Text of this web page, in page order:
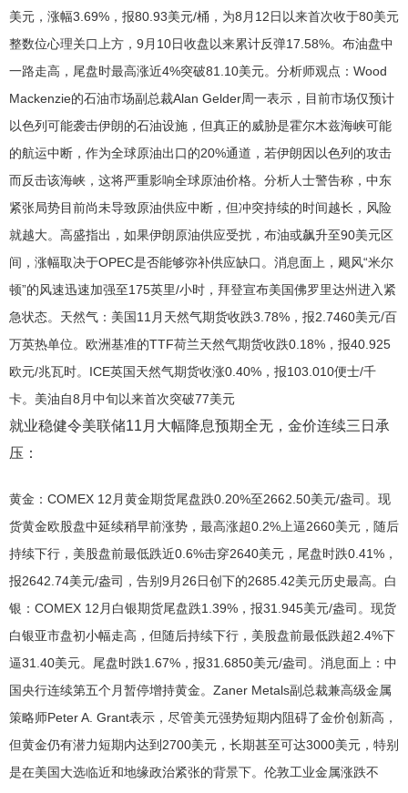
美元，涨幅3.69%，报80.93美元/桶，为8月12日以来首次收于80美元
整数位心理关口上方，9月10日收盘以来累计反弹17.58%。布油盘中
一路走高，尾盘时最高涨近4%突破81.10美元。分析师观点：Wood
Mackenzie的石油市场副总裁Alan Gelder周一表示，目前市场仅预计
以色列可能袭击伊朗的石油设施，但真正的威胁是霍尔木兹海峡可能
的航运中断，作为全球原油出口的20%通道，若伊朗因以色列的攻击
而反击该海峡，这将严重影响全球原油价格。分析人士警告称，中东
紧张局势目前尚未导致原油供应中断，但冲突持续的时间越长，风险
就越大。高盛指出，如果伊朗原油供应受扰，布油或飙升至90美元区
间，涨幅取决于OPEC是否能够弥补供应缺口。消息面上，飓风“米尔
顿”的风速迅速加强至175英里/小时，拜登宣布美国佛罗里达州进入紧
急状态。天然气：美国11月天然气期货收跌3.78%，报2.7460美元/百
万英热单位。欧洲基准的TTF荷兰天然气期货收跌0.18%，报40.925
欧元/兆瓦时。ICE英国天然气期货收涨0.40%，报103.010便士/千
卡。美油自8月中旬以来首次突破77美元
就业稳健令美联储11月大幅降息预期全无，金价连续三日承
压：
黄金：COMEX 12月黄金期货尾盘跌0.20%至2662.50美元/盎司。现
货黄金欧股盘中延续稍早前涨势，最高涨超0.2%上逼2660美元，随后
持续下行，美股盘前最低跌近0.6%击穿2640美元，尾盘时跌0.41%，
报2642.74美元/盎司，告别9月26日创下的2685.42美元历史最高。白
银：COMEX 12月白银期货尾盘跌1.39%，报31.945美元/盎司。现货
白银亚市盘初小幅走高，但随后持续下行，美股盘前最低跌超2.4%下
逼31.40美元。尾盘时跌1.67%，报31.6850美元/盎司。消息面上：中
国央行连续第五个月暂停增持黄金。Zaner Metals副总裁兼高级金属
策略师Peter A. Grant表示，尽管美元强势短期内阻碍了金价创新高，
但黄金仍有潜力短期内达到2700美元，长期甚至可达3000美元，特别
是在美国大选临近和地缘政治紧张的背景下。伦敦工业金属涨跌不